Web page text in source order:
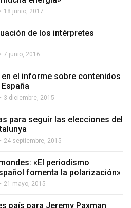
18 junio, 2017
de los intérpretes
7 junio, 2016
en el informe sobre contenidos
3 diciembre, 2015
para seguir las elecciones del
24 septiembre, 2015
«El periodismo
fomenta la polarización»
21 mayo, 2015
país para Jeremy Paxman